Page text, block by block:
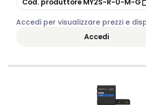
Accedi per visualizzare prezzi e
Accedi